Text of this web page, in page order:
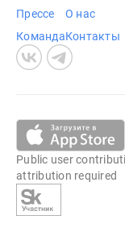
Прессе
Команда
О нас
Контакты
Public user
attribution required